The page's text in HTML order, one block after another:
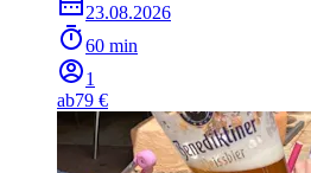
23.08.2026
60 min
1
ab79 €